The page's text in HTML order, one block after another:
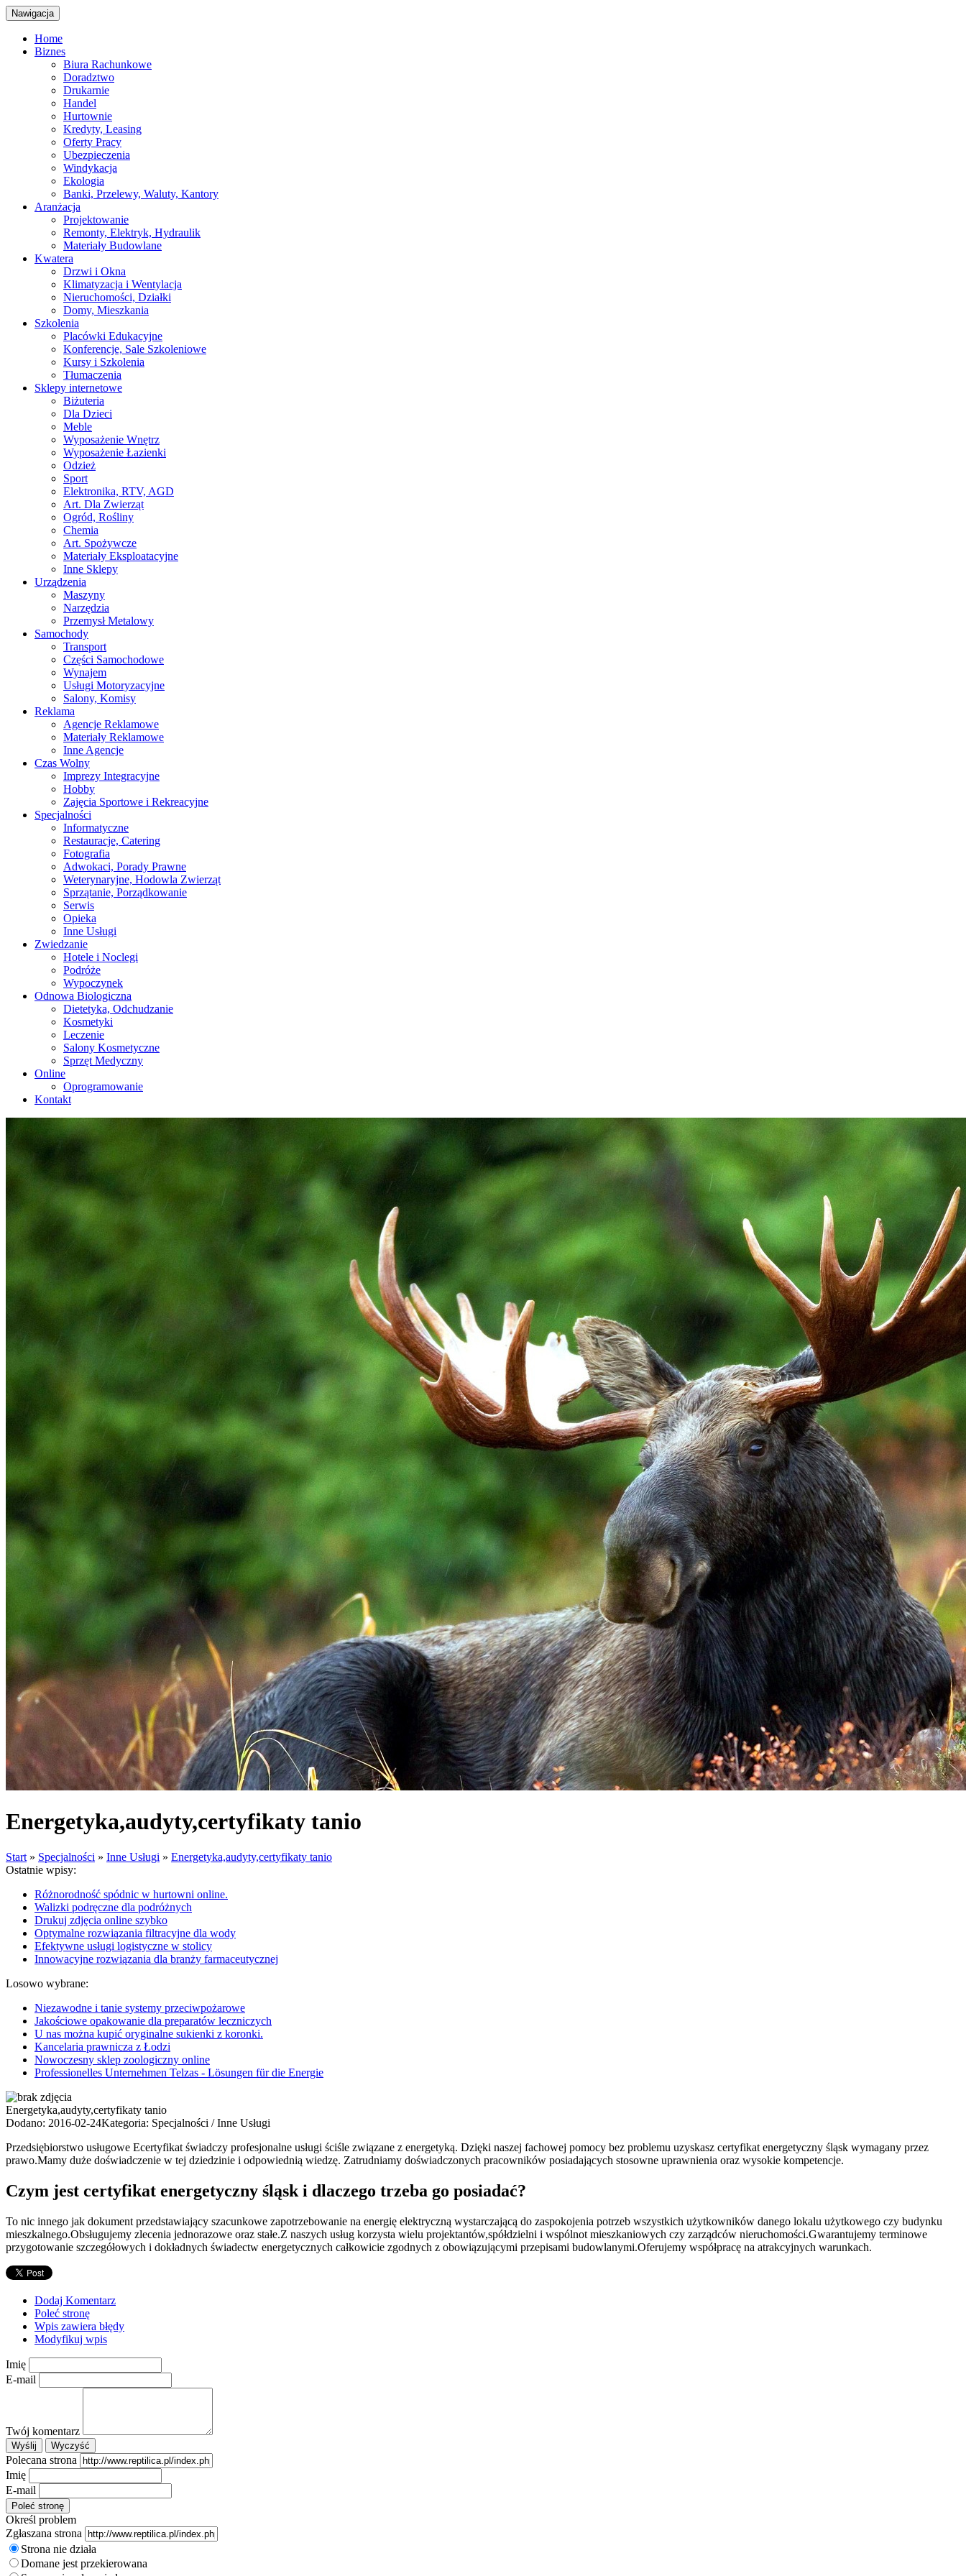
Nawigacja
Home
Biznes
Biura Rachunkowe
Doradztwo
Drukarnie
Handel
Hurtownie
Kredyty, Leasing
Oferty Pracy
Ubezpieczenia
Windykacja
Ekologia
Banki, Przelewy, Waluty, Kantory
Aranżacja
Projektowanie
Remonty, Elektryk, Hydraulik
Materiały Budowlane
Kwatera
Drzwi i Okna
Klimatyzacja i Wentylacja
Nieruchomości, Działki
Domy, Mieszkania
Szkolenia
Placówki Edukacyjne
Konferencje, Sale Szkoleniowe
Kursy i Szkolenia
Tłumaczenia
Sklepy internetowe
Biżuteria
Dla Dzieci
Meble
Wyposażenie Wnętrz
Wyposażenie Łazienki
Odzież
Sport
Elektronika, RTV, AGD
Art. Dla Zwierząt
Ogród, Rośliny
Chemia
Art. Spożywcze
Materiały Eksploatacyjne
Inne Sklepy
Urządzenia
Maszyny
Narzędzia
Przemysł Metalowy
Samochody
Transport
Części Samochodowe
Wynajem
Usługi Motoryzacyjne
Salony, Komisy
Reklama
Agencje Reklamowe
Materiały Reklamowe
Inne Agencje
Czas Wolny
Imprezy Integracyjne
Hobby
Zajęcia Sportowe i Rekreacyjne
Specjalności
Informatyczne
Restauracje, Catering
Fotografia
Adwokaci, Porady Prawne
Weterynaryjne, Hodowla Zwierząt
Sprzątanie, Porządkowanie
Serwis
Opieka
Inne Usługi
Zwiedzanie
Hotele i Noclegi
Podróże
Wypoczynek
Odnowa Biologiczna
Dietetyka, Odchudzanie
Kosmetyki
Leczenie
Salony Kosmetyczne
Sprzęt Medyczny
Online
Oprogramowanie
Kontakt
Energetyka,audyty,certyfikaty tanio
Start » Specjalności » Inne Usługi » Energetyka,audyty,certyfikaty tanio
Ostatnie wpisy:
Różnorodność spódnic w hurtowni online.
Walizki podręczne dla podróżnych
Drukuj zdjęcia online szybko
Optymalne rozwiązania filtracyjne dla wody
Efektywne usługi logistyczne w stolicy
Innowacyjne rozwiązania dla branży farmaceutycznej
Losowo wybrane:
Niezawodne i tanie systemy przeciwpożarowe
Jakościowe opakowanie dla preparatów leczniczych
U nas można kupić oryginalne sukienki z koronki.
Kancelaria prawnicza z Łodzi
Nowoczesny sklep zoologiczny online
Professionelles Unternehmen Telzas - Lösungen für die Energie
Energetyka,audyty,certyfikaty tanio
Dodano: 2016-02-24Kategoria: Specjalności / Inne Usługi
Przedsiębiorstwo usługowe Ecertyfikat świadczy profesjonalne usługi ściśle związane z energetyką. Dzięki naszej fachowej pomocy bez problemu uzyskasz certyfikat energetyczny śląsk wymagany przez
prawo.Mamy duże doświadczenie w tej dziedzinie i odpowiednią wiedzę. Zatrudniamy doświadczonych pracowników posiadających stosowne uprawnienia oraz wysokie kompetencje.
Czym jest certyfikat energetyczny śląsk i dlaczego trzeba go posiadać?
To nic innego jak dokument przedstawiający szacunkowe zapotrzebowanie na energię elektryczną wystarczającą do zaspokojenia potrzeb wszystkich użytkowników danego lokalu użytkowego czy budynku
mieszkalnego.Obsługujemy zlecenia jednorazowe oraz stałe.Z naszych usług korzysta wielu projektantów,spółdzielni i wspólnot mieszkaniowych czy zarządców nieruchomości.Gwarantujemy terminowe
przygotowanie szczegółowych i dokładnych świadectw energetycznych całkowicie zgodnych z obowiązującymi przepisami budowlanymi.Oferujemy współpracę na atrakcyjnych warunkach.
Dodaj Komentarz
Poleć stronę
Wpis zawiera błędy
Modyfikuj wpis
Imię
E-mail
Twój komentarz
Polecana strona
Imię
E-mail
Określ problem
Zgłaszana strona
Strona nie działa
Domane jest przekierowana